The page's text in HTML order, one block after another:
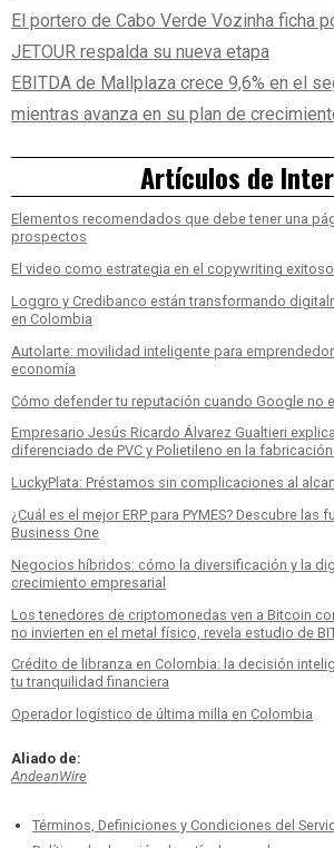
El portero de Cabo Verde Vozinha ficha
JETOUR respalda su nueva etapa
EBITDA de Mallplaza crece 9,6% en el
mientras avanza en su plan de
Artículos de
Elementos recomendados que debe tener una
prospectos
El video como estrategia en el copywriting exitoso
Loggro y Credibanco están transformando
en Colombia
Autolarte: movilidad inteligente para
economía
Cómo defender tu reputación cuando Google no
Empresario Jesús Ricardo Álvarez Gualtieri
diferenciado de PVC y Polietileno en la
LuckyPlata: Préstamos sin complicaciones al
¿Cuál es el mejor ERP para PYMES? Descubre las
Business One
Negocios híbridos: cómo la diversificación y la
crecimiento empresarial
Los tenedores de criptomonedas ven a Bitcoin
no invierten en el metal físico, revela estudio de
Crédito de libranza en Colombia: la decisión
tu tranquilidad financiera
Operador logístico de última milla en Colombia
Aliado de:
AndeanWire
Términos, Definiciones y Condiciones del